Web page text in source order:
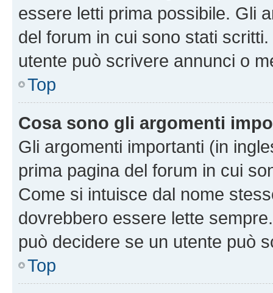
essere letti prima possibile. Gli
del forum in cui sono stati
utente può scrivere annunci o
Top
Cosa sono gli argomenti
Gli argomenti importanti (in
prima pagina del forum in cui
Come si intuisce dal nome
dovrebbero essere lette
può decidere se un utente può
Top